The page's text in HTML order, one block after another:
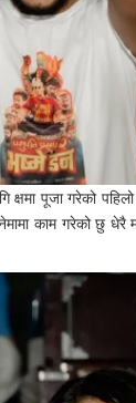
पूजा गरेको
काम गरेको छु धेरै